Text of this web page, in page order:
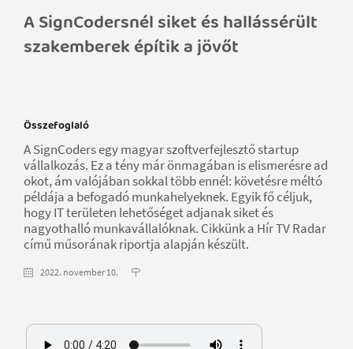
A SignCodersnél siket és hallássérült
szakemberek építik a jövőt
Összefoglaló
A SignCoders egy magyar szoftverfejlesztő startup
vállalkozás. Ez a tény már önmagában is elismerésre ad
okot, ám valójában sokkal több ennél: követésre méltó
példája a befogadó munkahelyeknek. Egyik fő céljuk,
hogy IT területen lehetőséget adjanak siket és
nagyothalló munkavállalóknak. Cikkünk a Hír TV Radar
című műsorának riportja alapján készült.
2022. november 10.